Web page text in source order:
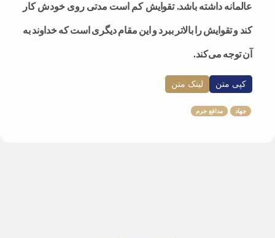
عالمانه داشته باشد. تقوایش کم است مدتی روی خودش کار
کند و تقوایش را بالاتر ببرد و این مقام دیگری است که خداوند به
آن توجه می‌کند.
کپی متن لینک متن
جهاد مدافع حرم